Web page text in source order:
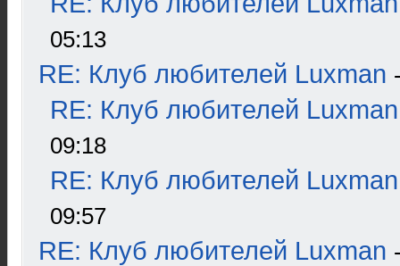
05:13
RE: Клуб любителей Luxman
RE: Клуб любителей Luxman
09:18
RE: Клуб любителей Luxman
09:57
RE: Клуб любителей Luxman